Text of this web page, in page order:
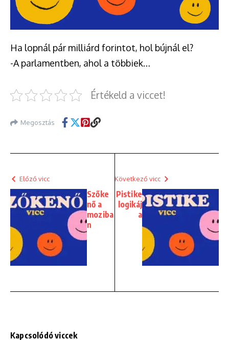
Ha lopnál pár milliárd forintot, hol bújnál el?
-A parlamentben, ahol a többiek…
Értékeld a viccet!
Megosztás
Előző vicc
Szőke
nő a
moziba
n
Következő vicc
Pistike
logikáj
a
Kapcsolódó viccek